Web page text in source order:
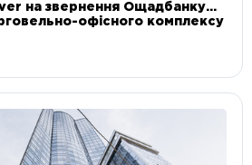
на звернення Ощадбанку
офісного комплексу